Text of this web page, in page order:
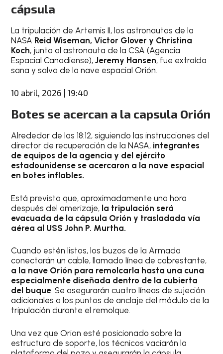
cápsula
La tripulación de Artemis II, los astronautas de la
NASA Reid Wiseman, Victor Glover y Christina
Koch, junto al astronauta de la CSA (Agencia
Espacial Canadiense),Jeremy Hansen, fue extraída
sana y salva de la nave espacial Orión.
10 abril, 2026 | 19:40
Botes se acercan a la capsula Orión
Alrededor de las 18:12, siguiendo las instrucciones del
director de recuperación de la NASA, integrantes
de equipos de la agencia y del ejército
estadounidense se acercaron a la nave espacial
en botes inflables.
Está previsto que, aproximadamente una hora
después del amerizaje, la tripulación será
evacuada de la cápsula Orión y trasladada vía
aérea al USS John P. Murtha.
Cuando estén listos, los buzos de la Armada
conectarán un cable, llamado línea de cabrestante,
a la nave Orión para remolcarla hasta una cuna
especialmente diseñada dentro de la cubierta
del buque. Se asegurarán cuatro líneas de sujeción
adicionales a los puntos de anclaje del módulo de la
tripulación durante el remolque.
Una vez que Orion esté posicionado sobre la
estructura de soporte, los técnicos vaciarán la